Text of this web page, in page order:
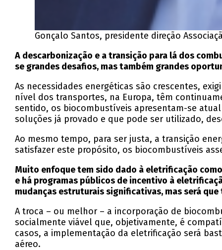
Gonçalo Santos, presidente direção
A descarbonização e a transição para lá dos
se grandes desafios, mas também grandes
As necessidades energéticas são crescentes,
nível dos transportes, na Europa, têm
sentido, os biocombustíveis apresentam-se
soluções já provado e que pode ser utilizado,
Ao mesmo tempo, para ser justa, a transição
satisfazer este propósito, os biocombustíveis
Muito enfoque tem sido dado à eletrificação
e há programas públicos de incentivo à
mudanças estruturais significativas, mas será
A troca – ou melhor – a incorporação de
socialmente viável que, objetivamente, é
casos, a implementação da eletrificação será
aéreo.